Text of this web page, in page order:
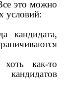
это можно
условий:
кандидата,
как-то